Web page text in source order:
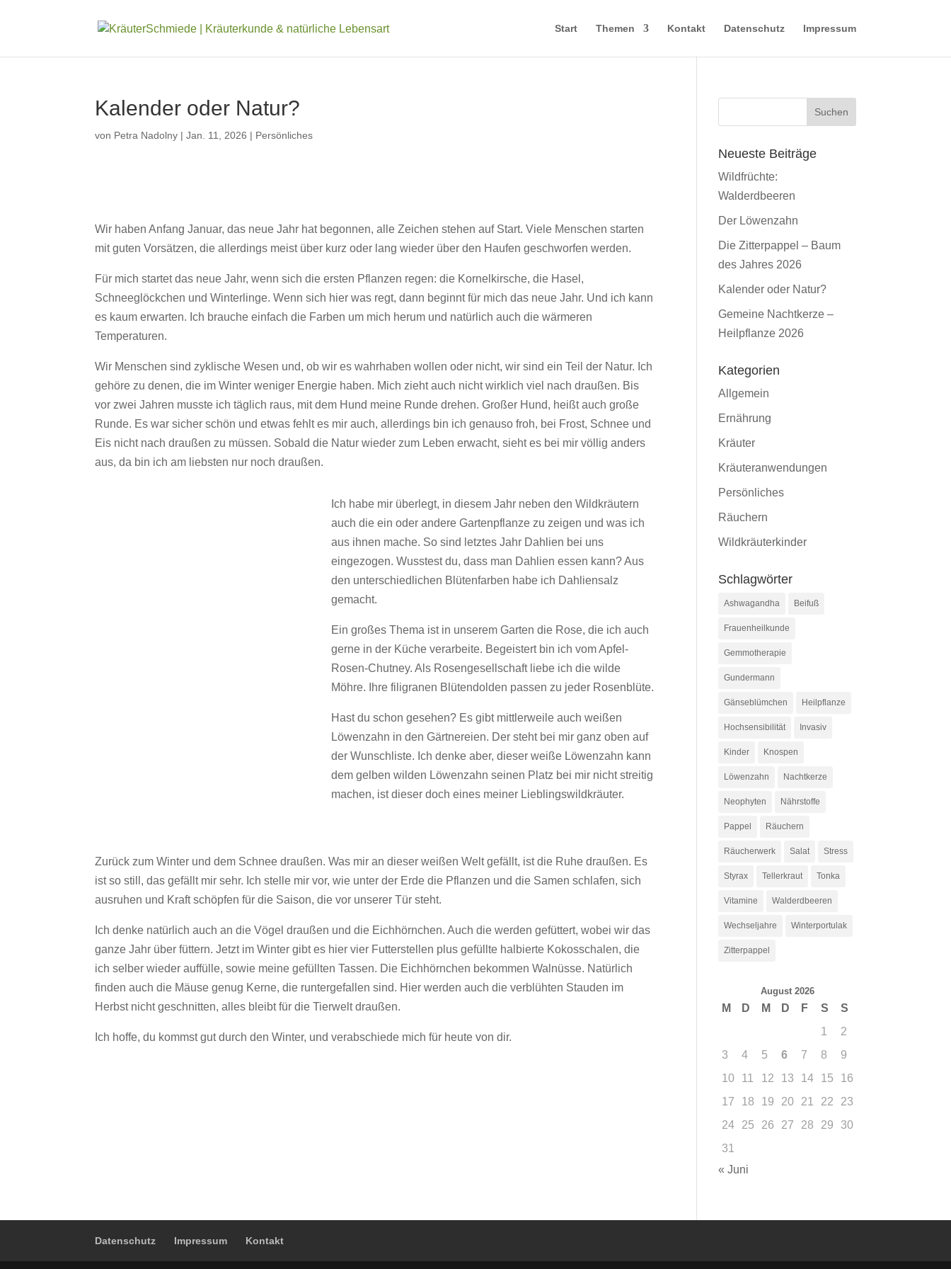
Start Themen Kontakt Datenschutz Impressum
Kalender oder Natur?
von Petra Nadolny |Jan. 11, 2026 | Persönliches
Wir haben Anfang Januar, das neue Jahr hat begonnen, alle Zeichen stehen auf Start. Viele Menschen starten
mit guten Vorsätzen, die allerdings meist über kurz oder lang wieder über den Haufen geschworfen werden.
Für mich startet das neue Jahr, wenn sich die ersten Pflanzen regen: die Kornelkirsche, die Hasel,
Schneeglöckchen und Winterlinge. Wenn sich hier was regt, dann beginnt für mich das neue Jahr. Und ich kann
es kaum erwarten. Ich brauche einfach die Farben um mich herum und natürlich auch die wärmeren
Temperaturen.
Wir Menschen sind zyklische Wesen und, ob wir es wahrhaben wollen oder nicht, wir sind ein Teil der Natur. Ich
gehöre zu denen, die im Winter weniger Energie haben. Mich zieht auch nicht wirklich viel nach draußen. Bis
vor zwei Jahren musste ich täglich raus, mit dem Hund meine Runde drehen. Großer Hund, heißt auch große
Runde. Es war sicher schön und etwas fehlt es mir auch, allerdings bin ich genauso froh, bei Frost, Schnee und
Eis nicht nach draußen zu müssen. Sobald die Natur wieder zum Leben erwacht, sieht es bei mir völlig anders
aus, da bin ich am liebsten nur noch draußen.
Ich habe mir überlegt, in diesem Jahr neben den Wildkräutern
auch die ein oder andere Gartenpflanze zu zeigen und was ich
aus ihnen mache. So sind letztes Jahr Dahlien bei uns
eingezogen. Wusstest du, dass man Dahlien essen kann? Aus
den unterschiedlichen Blütenfarben habe ich Dahliensalz
gemacht.
Ein großes Thema ist in unserem Garten die Rose, die ich auch
gerne in der Küche verarbeite. Begeistert bin ich vom Apfel-
Rosen-Chutney. Als Rosengesellschaft liebe ich die wilde
Möhre. Ihre filigranen Blütendolden passen zu jeder Rosenblüte.
Hast du schon gesehen? Es gibt mittlerweile auch weißen
Löwenzahn in den Gärtnereien. Der steht bei mir ganz oben auf
der Wunschliste. Ich denke aber, dieser weiße Löwenzahn kann
dem gelben wilden Löwenzahn seinen Platz bei mir nicht streitig
machen, ist dieser doch eines meiner Lieblingswildkräuter.
Zurück zum Winter und dem Schnee draußen. Was mir an dieser weißen Welt gefällt, ist die Ruhe draußen. Es
ist so still, das gefällt mir sehr. Ich stelle mir vor, wie unter der Erde die Pflanzen und die Samen schlafen, sich
ausruhen und Kraft schöpfen für die Saison, die vor unserer Tür steht.
Ich denke natürlich auch an die Vögel draußen und die Eichhörnchen. Auch die werden gefüttert, wobei wir das
ganze Jahr über füttern. Jetzt im Winter gibt es hier vier Futterstellen plus gefüllte halbierte Kokosschalen, die
ich selber wieder auffülle, sowie meine gefüllten Tassen. Die Eichhörnchen bekommen Walnüsse. Natürlich
finden auch die Mäuse genug Kerne, die runtergefallen sind. Hier werden auch die verblühten Stauden im
Herbst nicht geschnitten, alles bleibt für die Tierwelt draußen.
Ich hoffe, du kommst gut durch den Winter, und verabschiede mich für heute von dir.
Neueste Beiträge
Wildfrüchte:
Walderdbeeren
Der Löwenzahn
Die Zitterpappel – Baum
des Jahres 2026
Kalender oder Natur?
Gemeine Nachtkerze –
Heilpflanze 2026
Kategorien
Allgemein
Ernährung
Kräuter
Kräuteranwendungen
Persönliches
Räuchern
Wildkräuterkinder
Schlagwörter
Ashwagandha Beifuß
Frauenheilkunde
Gemmotherapie
Gundermann
Gänseblümchen Heilpflanze
Hochsensibilität Invasiv
Kinder Knospen
Löwenzahn Nachtkerze
Neophyten Nährstoffe
Pappel Räuchern
Räucherwerk Salat Stress
Styrax Tellerkraut Tonka
Vitamine Walderdbeeren
Wechseljahre Winterportulak
Zitterpappel
August 2026
M D M D F S
S
1
2
3
4 5 6 7 8
9
10
11 12 13 14 15
16
17
18 19 20 21 22
23
24
25 26 27 28 29
30
31
« Juni
Datenschutz Impressum Kontakt